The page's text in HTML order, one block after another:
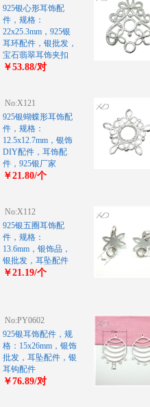
925银心形耳饰配
件，规格：
22x25.3mm，925银
耳环配件，银批发，
宝石翡翠耳饰夹扣
￥53.88/对
No:X121
925银蝴蝶形耳饰配
件，规格：
12.5x12.7mm，银饰
DIY配件，耳饰配
件，925银厂家
￥21.80/个
No:X112
925银五圈耳饰配
件，规格：
13.6mm，银饰品，
银批发，耳坠配件
￥21.19/个
No:PY0602
925银耳饰配件，规
格：15x26mm，银饰
批发，耳坠配件，银
耳钩配件
￥76.89/对